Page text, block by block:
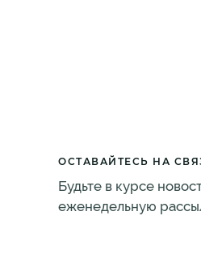
ОСТАВАЙТЕСЬ НА
Будьте в курсе
еженедельную